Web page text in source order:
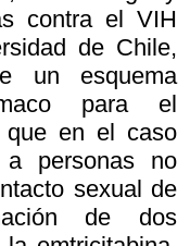
contra el VIH
de Chile,
un esquema
para el
que en el caso
a personas no
sexual de
de dos